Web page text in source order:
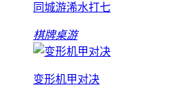
同城游浠水打七
棋牌桌游
变形机甲对决